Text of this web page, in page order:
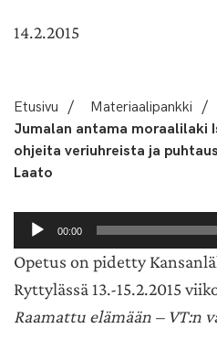
14.2.2015
Etusivu / Materiaalipankki /
Jumalan antama moraalilaki
ohjeita veriuhreista ja
Laato
Äänitoistin00:00
Opetus on pidetty
Ryttylässä 13.-15.2.2015
Raamattu elämään – VT:n